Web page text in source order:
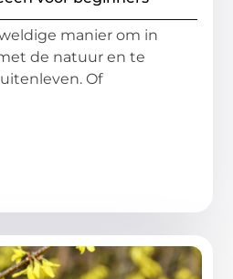
manier om in
de natuur en te
Of